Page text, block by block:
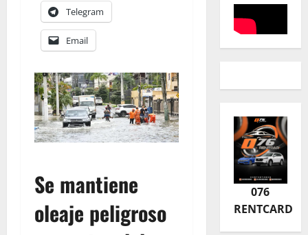
Telegram
Email
Se mantiene
oleaje peligroso
076
RENTCARD